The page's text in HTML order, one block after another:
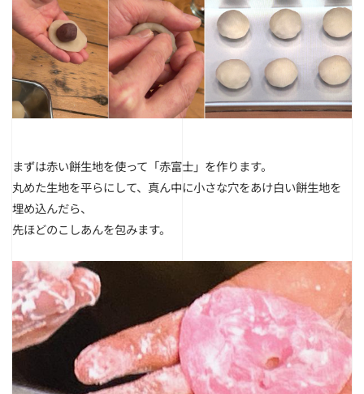
まずは赤い餅生地を使って「赤富士」を作ります。
丸めた生地を平らにして、真ん中に小さな穴をあけ白い餅生地を
埋め込んだら、
先ほどのこしあんを包みます。